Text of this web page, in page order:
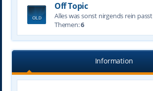
Off Topic
Alles was sonst nirgends rein passt
Themen:6
Information